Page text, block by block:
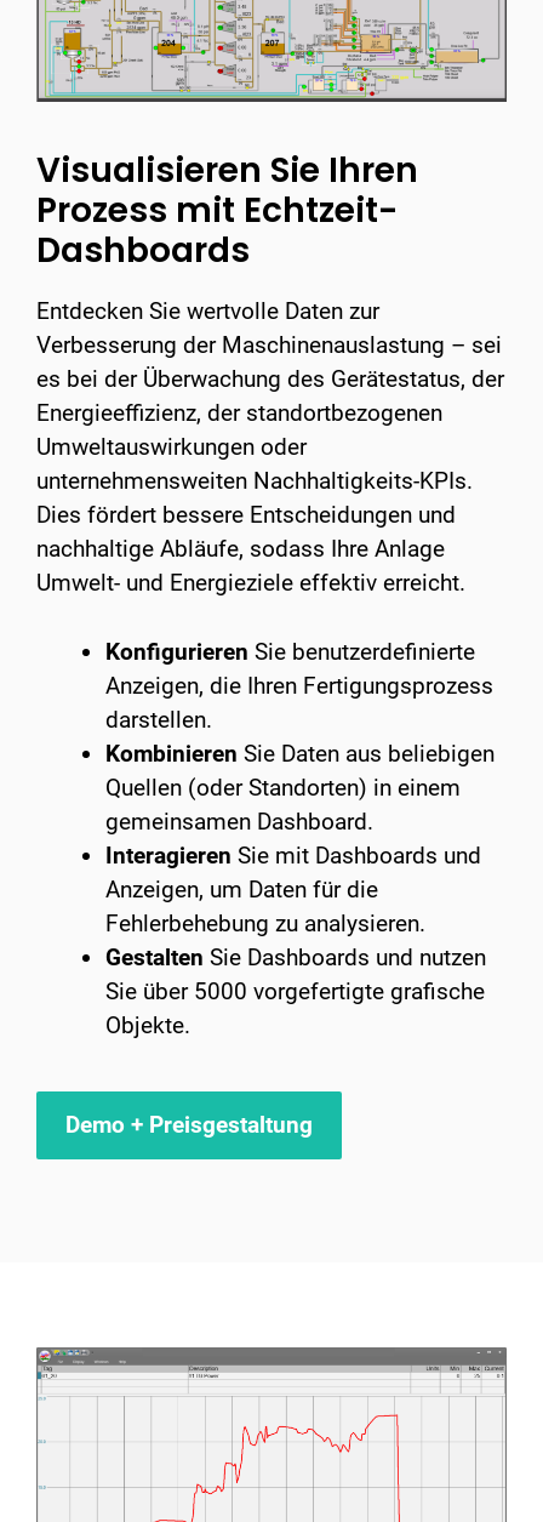
Visualisieren Sie Ihren
Prozess mit Echtzeit-
Dashboards
Entdecken Sie wertvolle Daten zur
Verbesserung der Maschinenauslastung – sei
es bei der Überwachung des Gerätestatus, der
Energieeffizienz, der standortbezogenen
Umweltauswirkungen oder
unternehmensweiten Nachhaltigkeits-KPIs.
Dies fördert bessere Entscheidungen und
nachhaltige Abläufe, sodass Ihre Anlage
Umwelt- und Energieziele effektiv erreicht.
Konfigurieren Sie benutzerdefinierte
Anzeigen, die Ihren Fertigungsprozess
darstellen.
Kombinieren Sie Daten aus beliebigen
Quellen (oder Standorten) in einem
gemeinsamen Dashboard.
Interagieren Sie mit Dashboards und
Anzeigen, um Daten für die
Fehlerbehebung zu analysieren. ​
Gestalten Sie Dashboards und nutzen
Sie über 5000 vorgefertigte grafische
Objekte.
Demo + Preisgestaltung